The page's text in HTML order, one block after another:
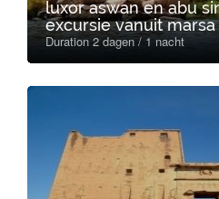
luxor aswan en abu
excursie vanuit
Duration 2 dagen / 1 nacht